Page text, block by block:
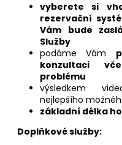
vyberete si
rezervační
Vám bude
Služby
podáme Vám
konzultaci
problému
výsledkem
nejlepšího
základní délka
Doplňkové služby: